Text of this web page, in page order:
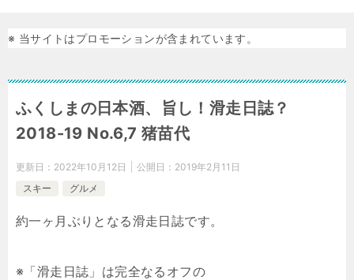
※ 当サイトはプロモーションが含まれています。
ふくしまの日本酒、旨し！滑走日誌？
2018-19 No.6,7 猪苗代
更新日： 2022年10月12日 公開日： 2019年2月11日
スキー
グルメ
約一ヶ月ぶりとなる滑走日誌です。
※「滑走日誌」は完全なるオフの